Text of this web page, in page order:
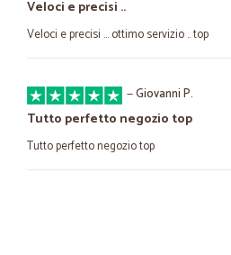
Veloci e precisi ..
Veloci e precisi ... ottimo servizio .. top
—Giovanni P.
Tutto perfetto negozio top
Tutto perfetto negozio top